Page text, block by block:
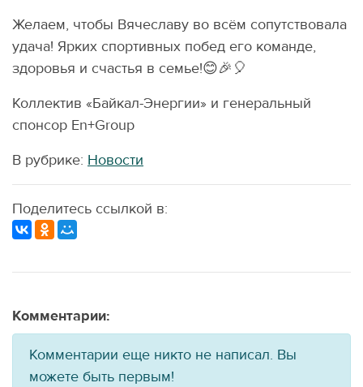
Желаем, чтобы Вячеславу во всём сопутствовала
удача! Ярких спортивных побед его команде,
здоровья и счастья в семье!😊🎉🎈
Коллектив «Байкал-Энергии» и генеральный
спонсор Еn+Group
В рубрике: Новости
Поделитесь ссылкой в:
Комментарии:
Комментарии еще никто не написал. Вы
можете быть первым!